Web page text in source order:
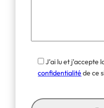
J’ai lu et j’accepte
confidentialitéde ce